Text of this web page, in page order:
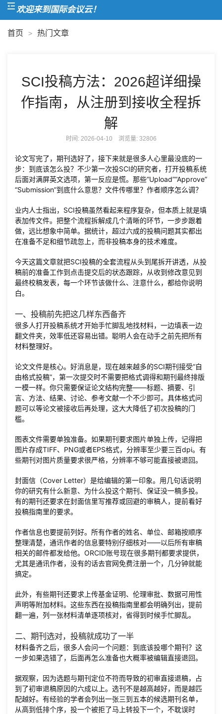
欢迎来到国际会议云！
首页 > 热门文章
SCI投稿方法：2026超详细操
作指南，从注册到接收全程拆
解
时间: 2026-04-10 浏览量: 32806
论文写完了，期刊选好了，接下来就是很多人心里最没底的一
步：到底该怎么投？不少第一次投SCI的研究者，打开投稿系统
后面对满屏英文选项，第一反应是慌。那些“Upload”“Approve”
“Submission”到底什么意思？文件传哪里？作者顺序怎么调？
业内人士指出，SCI投稿虽然看起来程序复杂，但本质上就是填
表加传文件。把整个流程拆解成几个清晰的环节，一步步跟着
做，远比想象中简单。据统计，超过六成的投稿问题其实都出
在准备不足和细节疏忽上，而非投稿本身的技术难度。
今天这篇文章就把SCI投稿的全套流程从头到尾拆开讲透，从投
稿前的准备工作到点击提交后的状态跟踪，从收到修改意见到
最终校稿发表，每一个环节该做什么、注意什么，都给你说明
白。
一、投稿前先把这几样东西备齐
很多人打开投稿系统才开始手忙脚乱地找材料，一边填表一边
翻文件夹，效率低还容易出错。聪明人会在动手之前先把所有
材料整理好。
论文文件是核心。好消息是，现在越来越多的SCI期刊接受“自
由格式投稿”，第一次提交时不需要把格式调得和期刊最终排版
一模一样。你只需要保证论文结构完整——标题、摘要、引
言、方法、结果、讨论、参考文献一个不少即可。具体格式问
题可以等论文被接收后再处理，这大大降低了初次投稿的门
槛。
图表文件需要单独准备。如果期刊要求图片单独上传，记得把
图片存成TIFF、PNG或者EPS格式，分辨率至少要三百dpi。有
些期刊对图片质量要求很严格，分辨率不够可能直接被退回。
封面信（Cover Letter）是给编辑的第一印象。用几句话说明
你的研究有什么新意、为什么投这个期刊、保证没一稿多投。
有的期刊还要求在封面信里写推荐或回避的审稿人，提前看好
投稿指南里的要求。
作者信息也要提前列好。所有作者的姓名、单位、邮箱按顺序
整理清楚，通讯作者的信息要特别仔细核对——以后所有审稿
相关的邮件都发给他。ORCID账号现在很多期刊都要求提供，
尤其是通讯作者，没有的话去官网免费注册一个，几分钟就能
搞定。
此外，有些期刊还要求上传基金证明、伦理审批、数据可用性
声明等附加材料。这些东西在投稿指南里都会明确列出，提前
翻一遍，列一张材料清单逐项核对，省得到时候手忙脚乱。
二、期刊选对，投稿就成功了一半
材料备齐之后，很多人会问一个问题：到底该投哪个期刊？这
一步如果选错了，后面再怎么准备也大概率被编辑直接退回。
据观察，因为选题与期刊定位不符而导致的初审直接退稿，占
到了初审退稿原因的六成以上。选刊不是越高越好，而是越匹
配越好。有经验的学者会列出一张三到五本的候选期刊名单，
从高到低排个序，投一个被拒了马上转投下一个，不耽误时